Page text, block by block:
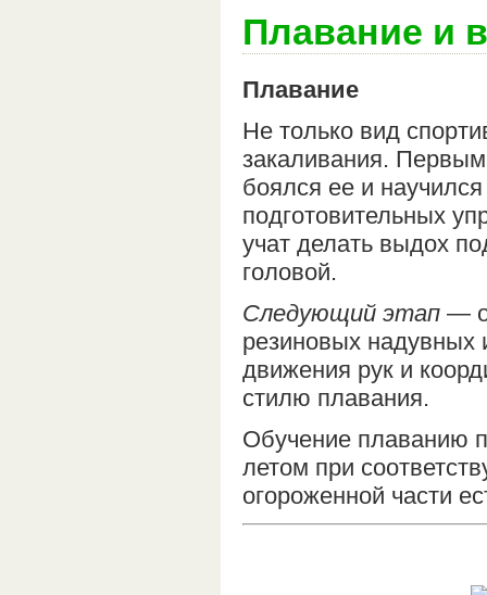
Плавание и
Плавание
Не только вид
закаливания.
боялся ее и
подготовительных
учат делать выдох
головой.
Следующий этап —
резиновых надувных
движения рук и
стилю плавания.
Обучение плаванию
летом при
огороженной части